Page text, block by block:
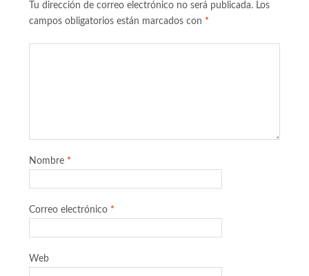
Tu dirección de correo electrónico no será publicada. Los
campos obligatorios están marcados con *
Nombre *
Correo electrónico *
Web